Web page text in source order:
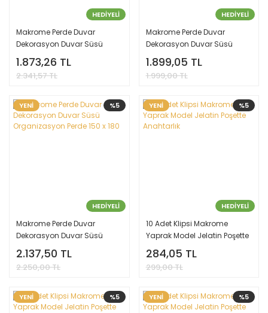
HEDİYELİ
Makrome Perde Duvar
Dekorasyon Duvar Süsü
Organizasyon Perde 160 x
200
1.873,26 TL
2.341,57 TL
HEDİYELİ
Makrome Perde Duvar
Dekorasyon Duvar Süsü
Organizasyon Perde 150 x
180
1.899,05 TL
1.999,00 TL
%5
YENİ
HEDİYELİ
Makrome Perde Duvar
Dekorasyon Duvar Süsü
Organizasyon Perde 150 x
180
2.137,50 TL
2.250,00 TL
%5
YENİ
HEDİYELİ
10 Adet Klipsi Makrome
Yaprak Model Jelatin Poşette
Anahtarlık
284,05 TL
299,00 TL
%5
YENİ %5
YENİ